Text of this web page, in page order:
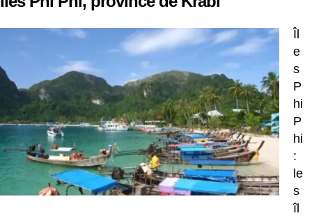
Îl
e
s
P
hi
P
hi
:
le
s
îl